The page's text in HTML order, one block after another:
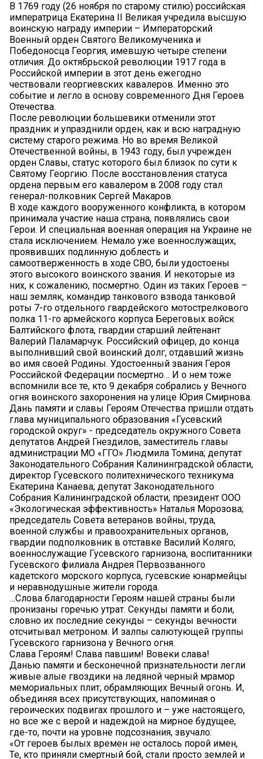
В 1769 году (26 ноября по старому стилю) российская
императрица Екатерина II Великая учредила высшую
воинскую награду империи – Императорский
Военный орден Святого Великомученика и
Победоносца Георгия, имевшую четыре степени
отличия. До октябрьской революции 1917 года в
Российской империи в этот день ежегодно
чествовали георгиевских кавалеров. Именно это
событие и легло в основу современного Дня Героев
Отечества.
После революции большевики отменили этот
праздник и упразднили орден, как и всю наградную
систему старого режима. Но во время Великой
Отечественной войны, в 1943 году, был учрежден
орден Славы, статус которого был близок по сути к
Святому Георгию. После восстановления статуса
ордена первым его кавалером в 2008 году стал
генерал-полковник Сергей Макаров.
В ходе каждого вооруженного конфликта, в котором
принимала участие наша страна, появлялись свои
Герои. И специальная военная операция на Украине не
стала исключением. Немало уже военнослужащих,
проявивших подлинную доблесть и
самоотверженность в ходе СВО, были удостоены
этого высокого воинского звания. И некоторые из
них, к сожалению, посмертно. Один из таких Героев –
наш земляк, командир танкового взвода танковой
роты 7-го отдельного гвардейского мотострелкового
полка 11-го армейского корпуса Береговых войск
Балтийского флота, гвардии старший лейтенант
Валерий Паламарчук. Российский офицер, до конца
выполнивший свой воинский долг, отдавший жизнь
во имя своей Родины. Удостоенный звания Героя
Российской Федерации посмертно… И о нем тоже
вспомнили все те, кто 9 декабря собрались у Вечного
огня воинского захоронения на улице Юрия Смирнова.
Дань памяти и славы Героям Отечества пришли отдать
глава муниципального образования «Гусевский
городской округ» - председатель окружного Совета
депутатов Андрей Гнездилов, заместитель главы
администрации МО «ГГО» Людмила Томина; депутат
Законодательного Собрания Калининградской области,
директор Гусевского политехнического техникума
Екатерина Канаева; депутат Законодательного
Собрания Калининградской области, президент ООО
«Экологическая эффективность» Наталья Морозова;
председатель Совета ветеранов войны, труда,
военной службы и правоохранительных органов,
гвардии подполковник в отставке Василий Коляго;
военнослужащие Гусевского гарнизона, воспитанники
Гусевского филиала Андрея Первозванного
кадетского морского корпуса, гусевские юнармейцы
и неравнодушные жители города.
…Слова благодарности Героям нашей страны были
пронизаны горечью утрат. Секунды памяти и боли,
словно их последние секунды – секунды вечности
отсчитывал метроном. И залпы салютующей группы
Гусевского гарнизона у Вечного огня.
Слава Героям! Слава павшим! Вовеки слава!
Данью памяти и бесконечной признательности легли
живые алые гвоздики на ледяной черный мрамор
мемориальных плит, обрамляющих Вечный огонь. И,
объединяя всех присутствующих, напоминая о
героических подвигах прошлого и – уже настоящего,
но все же с верой и надеждой на мирное будущее,
где-то, почти на уровне подсознания, звучало:
«От героев былых времен не осталось порой имен,
Те, кто приняли смертный бой, стали просто землей и